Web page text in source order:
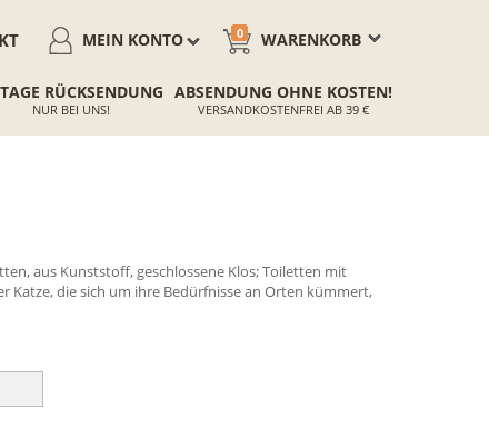
WARENKORB
0
MEIN KONTO
RÜCKSENDUNG
NUR BEI UNS!
ABSENDUNG OHNE KOSTEN!
VERSANDKOSTENFREI AB 39 €
aus Kunststoff, geschlossene Klos; Toiletten mit
Katze, die sich um ihre Bedürfnisse an Orten kümmert,